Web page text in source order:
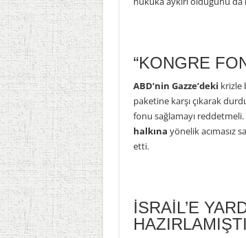
“KONGRE
ABD’nin Gazze’deki krizle
paketine karşı çıkarak
fonu sağlamayı reddetmeli.
halkına yönelik acımasız
etti.
İSRAİL’E
HAZIRLAMIŞTI